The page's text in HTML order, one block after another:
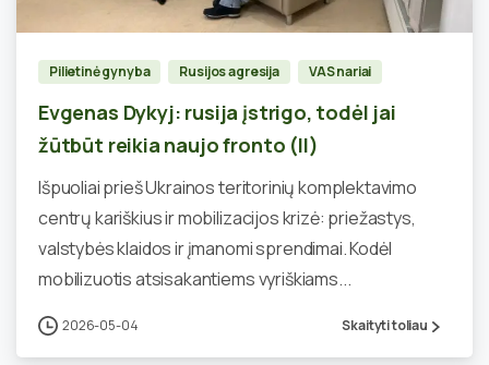
Pilietinė gynyba Rusijos agresija VAS nariai
Evgenas Dykyj: rusija įstrigo, todėl jai
žūtbūt reikia naujo fronto (II)
Išpuoliai prieš Ukrainos teritorinių komplektavimo
centrų kariškius ir mobilizacijos krizė: priežastys,
valstybės klaidos ir įmanomi sprendimai. Kodėl
mobilizuotis atsisakantiems vyriškiams...
2026-05-04 Skaityti toliau